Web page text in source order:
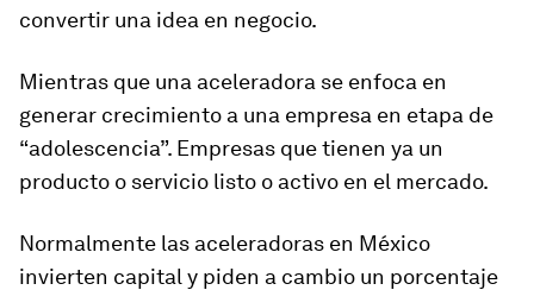
convertir una idea en negocio.
Mientras que una aceleradora se enfoca en
generar crecimiento a una empresa en etapa de
“adolescencia”. Empresas que tienen ya un
producto o servicio listo o activo en el mercado.
Normalmente las aceleradoras en México
invierten capital y piden a cambio un porcentaje